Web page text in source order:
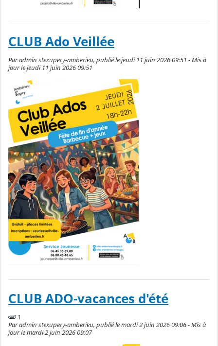
CLUB Ado Veillée
Par admin stexupery-amberieu, publié le jeudi 11 juin 2026 09:51 - Mis à
jour le jeudi 11 juin 2026 09:51
CLUB ADO-vacances d'été
1
Par admin stexupery-amberieu, publié le mardi 2 juin 2026 09:06 - Mis à
jour le mardi 2 juin 2026 09:07